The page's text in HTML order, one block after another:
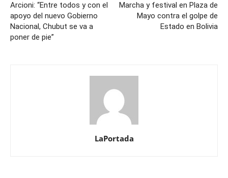
Arcioni: “Entre todos y con el
apoyo del nuevo Gobierno
Nacional, Chubut se va a
poner de pie”
Marcha y festival en Plaza de
Mayo contra el golpe de
Estado en Bolivia
LaPortada